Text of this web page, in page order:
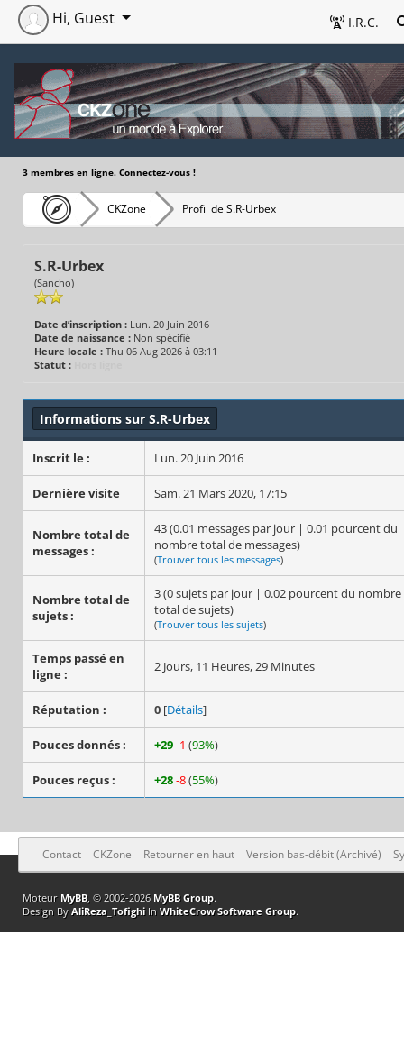
I.R.C.
Hi, Guest
3 membres en ligne. Connectez-vous !
CKZone Profil de S.R-Urbex
S.R-Urbex
(Sancho)
Date d’inscription : Lun. 20 Juin 2016
Date de naissance : Non spécifié
Heure locale : Thu 06 Aug 2026 à 03:11
Statut :
Informations sur S.R-Urbex
Inscrit le : Lun. 20 Juin 2016
Dernière visite Sam. 21 Mars 2020, 17:15
Nombre total de
messages :
43 (0.01 messages par jour | 0.01 pourcent du
nombre total de messages)
(Trouver tous les messages)
Nombre total de
sujets :
3 (0 sujets par jour | 0.02 pourcent du nombre
total de sujets)
(Trouver tous les sujets)
Temps passé en
ligne :
2 Jours, 11 Heures, 29 Minutes
Réputation : 0 [Détails]
Pouces donnés : +29-1 (93%)
Pouces reçus : +28-8(55%)
Contact CKZone Retourner en haut Version bas-débit (Archivé)
Moteur MyBB, © 2002-2026 MyBB Group.
Design By AliReza_TofighiIn WhiteCrow Software Group.